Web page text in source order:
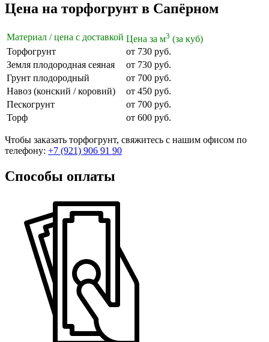
Цена на торфогрунт в Сапёрном
Материал / цена с доставкой Цена за м3 (за куб)
Торфогрунт
от 730 руб.
Земля плодородная сеяная
от 730 руб.
Грунт плодородный
от 700 руб.
Навоз (конский / коровий)
от 450 руб.
Пескогрунт
от 700 руб.
Торф
от 600 руб.
Чтобы заказать торфогрунт, свяжитесь с нашим офисом по
телефону: +7 (921) 906 91 90
Способы оплаты